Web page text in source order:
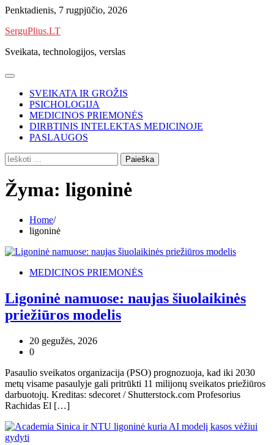
Skip
content
Penktadienis, 7 rugpjūčio, 2026
SerguPlius.LT
Sveikata, technologijos, verslas
SVEIKATA IR GROŽIS
PSICHOLOGIJA
MEDICINOS PRIEMONĖS
DIRBTINIS INTELEKTAS MEDICINOJE
PASLAUGOS
Ieškoti:
Žyma: ligoninė
Home
ligoninė
MEDICINOS PRIEMONĖS
Ligoninė namuose: naujas šiuolaikinės
priežiūros modelis
20 gegužės, 2026
0
Pasaulio sveikatos organizacija (PSO) prognozuoja, kad iki 2030
metų visame pasaulyje gali pritrūkti 11 milijonų sveikatos priežiūros
darbuotojų. Kreditas: sdecoret / Shutterstock.com Profesorius
Rachidas El […]